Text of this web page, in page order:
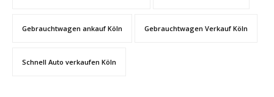
Gebrauchtwagen ankauf Köln Gebrauchtwagen Verkauf Köln
Schnell Auto verkaufen Köln